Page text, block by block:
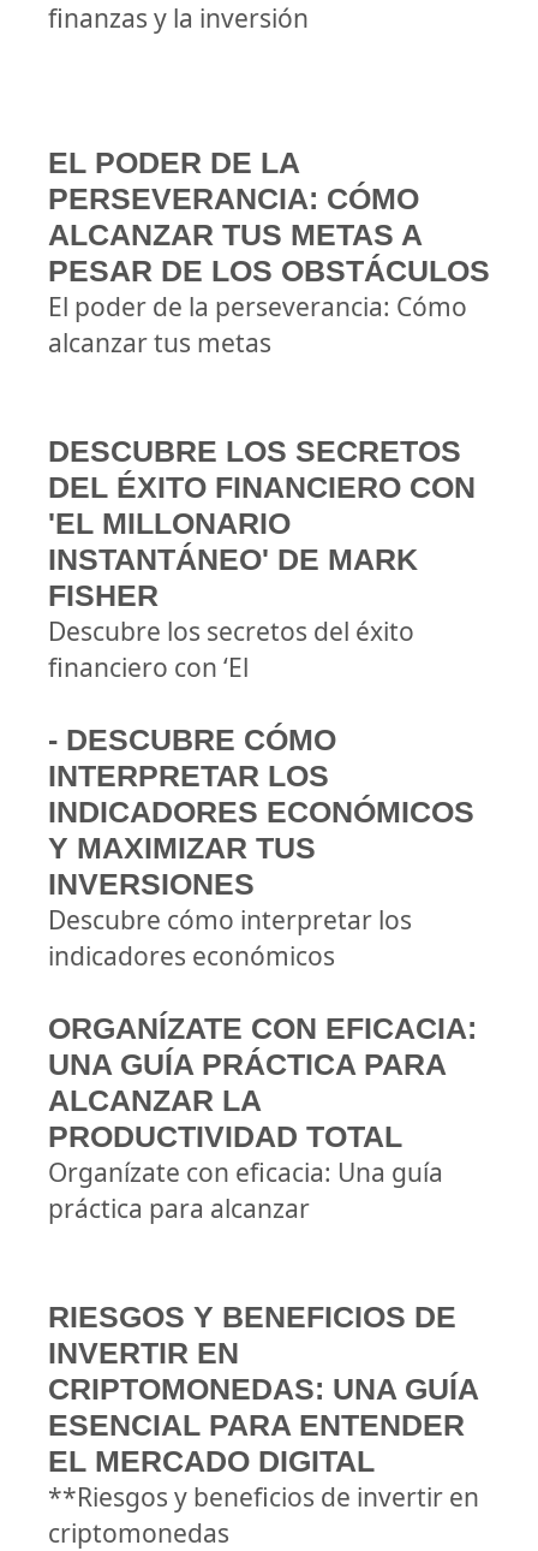
finanzas y la inversión
EL PODER DE LA
PERSEVERANCIA: CÓMO
ALCANZAR TUS METAS A
PESAR DE LOS OBSTÁCULOS
El poder de la perseverancia: Cómo
alcanzar tus metas
DESCUBRE LOS SECRETOS
DEL ÉXITO FINANCIERO CON
'EL MILLONARIO
INSTANTÁNEO' DE MARK
FISHER
Descubre los secretos del éxito
financiero con ‘El
- DESCUBRE CÓMO
INTERPRETAR LOS
INDICADORES ECONÓMICOS
Y MAXIMIZAR TUS
INVERSIONES
Descubre cómo interpretar los
indicadores económicos
ORGANÍZATE CON EFICACIA:
UNA GUÍA PRÁCTICA PARA
ALCANZAR LA
PRODUCTIVIDAD TOTAL
Organízate con eficacia: Una guía
práctica para alcanzar
RIESGOS Y BENEFICIOS DE
INVERTIR EN
CRIPTOMONEDAS: UNA GUÍA
ESENCIAL PARA ENTENDER
EL MERCADO DIGITAL
**Riesgos y beneficios de invertir en
criptomonedas